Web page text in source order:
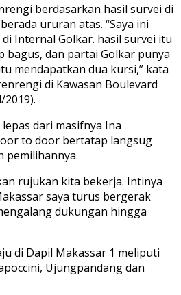
berdasarkan hasil survei di
ururan atas. “Saya ini
Internal Golkar. hasil survei itu
bagus, dan partai Golkar punya
mendapatkan dua kursi,” kata
di Kawasan Boulevard
2019).
dari masifnya Ina
to door bertatap langsug
pemilihannya.
rujukan kita bekerja. Intinya
saya turus bergerak
dukungan hingga
di Dapil Makassar 1 meliputi
Ujungpandang dan